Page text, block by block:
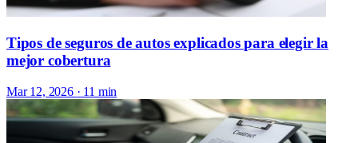
Tipos de seguros de autos explicados para elegir la
mejor cobertura
Mar 12, 2026 · 11 min